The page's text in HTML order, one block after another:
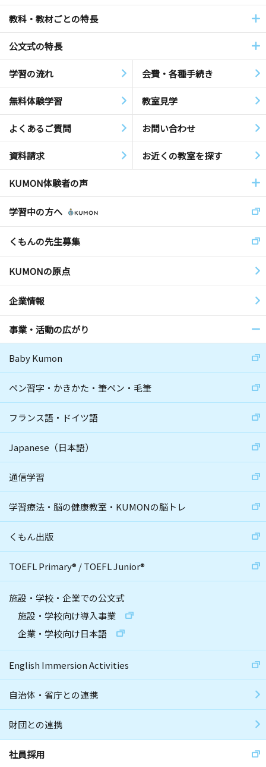
教科・教材ごとの特長
公文式の特長
学習の流れ 会費・各種手続き
無料体験学習 教室見学
よくあるご質問 お問い合わせ
資料請求 お近くの教室を探す
KUMON体験者の声
学習中の方へ
くもんの先生募集
KUMONの原点
企業情報
事業・活動の広がり
Baby Kumon
ペン習字・かきかた・筆ペン・毛筆
フランス語・ドイツ語
Japanese（日本語）
通信学習
学習療法・脳の健康教室・KUMONの脳トレ
くもん出版
TOEFL Primary® /TOEFL Junior®
施設・学校・企業での公文式
施設・学校向け導入事業
企業・学校向け日本語
English Immersion Activities
自治体・省庁との連携
財団との連携
社員採用